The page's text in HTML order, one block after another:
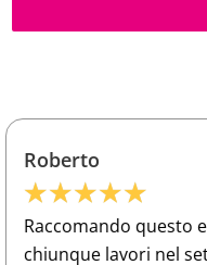
a
meccanico!